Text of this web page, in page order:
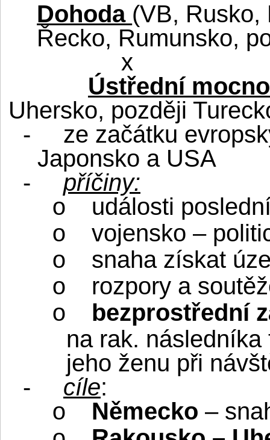
Dohoda (VB, Rusko,
Řecko, Rumunsko,
x
Ústřední
Uhersko, později
-
ze začátku
Japonsko a USA
-
příčiny:
o události
o vojensko –
o snaha získat
o rozpory a
o
bezprostřední
na rak.
jeho ženu při
-
cíle:
o Německo –